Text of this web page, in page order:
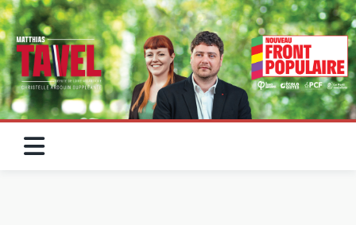
Skip
to
content